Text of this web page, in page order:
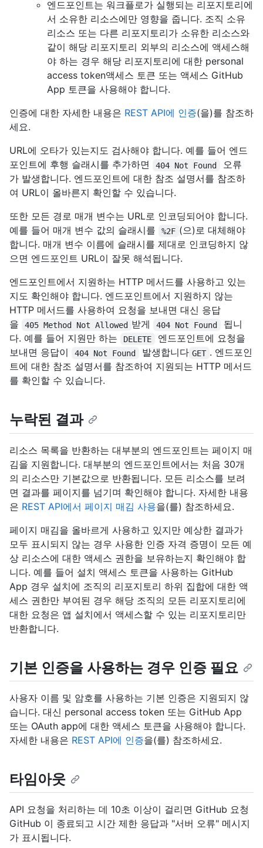
엔드포인트는 워크플로가 실행되는 리포지토리에
서 소유한 리소스에만 영향을 줍니다. 조직 소유
리소스 또는 다른 리포지토리가 소유한 리소스와
같이 해당 리포지토리 외부의 리소스에 액세스해
야 하는 경우 해당 리포지토리에 대한 personal
access token액세스 토큰 또는 액세스 GitHub
App 토큰을 사용해야 합니다.
인증에 대한 자세한 내용은 REST API에 인증(을)를 참조하
세요.
URL에 오타가 있는지도 검사해야 합니다. 예를 들어 엔드
포인트에 후행 슬래시를 추가하면
404 Not Found
오류
가 발생합니다. 엔드포인트에 대한 참조 설명서를 참조하
여 URL이 올바른지 확인할 수 있습니다.
또한 모든 경로 매개 변수는 URL로 인코딩되어야 합니다.
예를 들어 매개 변수 값의 슬래시를
%2F (으)로 대체해야
합니다. 매개 변수 이름에 슬래시를 제대로 인코딩하지 않
으면 엔드포인트 URL이 잘못 해석됩니다.
엔드포인트에서 지원하는 HTTP 메서드를 사용하고 있는
지도 확인해야 합니다. 엔드포인트에서 지원하지 않는
HTTP 메서드를 사용하여 요청을 보내면 대신 응답
을
405 Method Not Allowed 받게 404 Not Found
됩니
다. 예를 들어 지원만 하는
DELETE
엔드포인트에 요청을
보내면 응답이
404 Not Found 발생합니다 GET . 엔드포인
트에 대한 참조 설명서를 참조하여 지원되는 HTTP 메서드
를 확인할 수 있습니다.
누락된 결과
리소스 목록을 반환하는 대부분의 엔드포인트는 페이지 매
김을 지원합니다. 대부분의 엔드포인트에서는 처음 30개
의 리소스만 기본값으로 반환됩니다. 모든 리소스를 보려
면 결과를 페이지를 넘기며 확인해야 합니다. 자세한 내용
은 REST API에서 페이지 매김 사용을(를) 참조하세요.
페이지 매김을 올바르게 사용하고 있지만 예상한 결과가
모두 표시되지 않는 경우 사용한 인증 자격 증명이 모든 예
상 리소스에 대한 액세스 권한을 보유하는지 확인해야 합
니다. 예를 들어 설치 액세스 토큰을 사용하는 GitHub
App 경우 설치에 조직의 리포지토리 하위 집합에 대한 액
세스 권한만 부여된 경우 해당 조직의 모든 리포지토리에
대한 요청은 앱 설치에서 액세스할 수 있는 리포지토리만
반환합니다.
기본 인증을 사용하는 경우 인증 필요
사용자 이름 및 암호를 사용하는 기본 인증은 지원되지 않
습니다. 대신 personal access token 또는 GitHub App
또는 OAuth app에 대한 액세스 토큰을 사용해야 합니다.
자세한 내용은 REST API에 인증을(를) 참조하세요.
타임아웃
API 요청을 처리하는 데 10초 이상이 걸리면 GitHub 요청
GitHub 이 종료되고 시간 제한 응답과 "서버 오류" 메시지
가 표시됩니다.